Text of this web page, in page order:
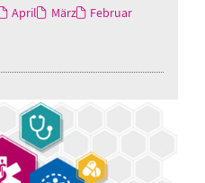
April März
Februar